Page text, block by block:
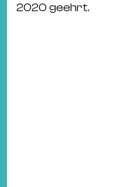
2020 geehrt.